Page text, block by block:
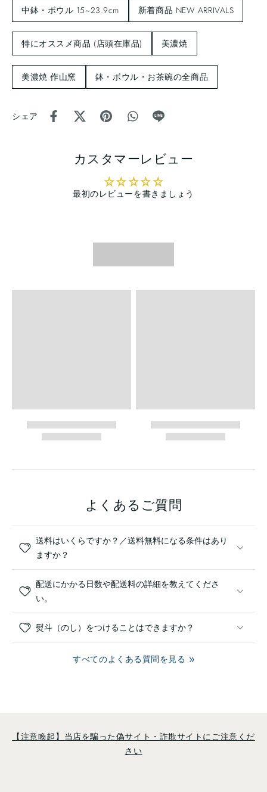
中鉢・ボウル 15~23.9cm 新着商品 NEW ARRIVALS
特にオススメ商品 (店頭在庫品) 美濃焼
美濃焼 作山窯 鉢・ボウル・お茶碗の全商品
シェア
カスタマーレビュー
最初のレビューを書きましょう
よくあるご質問
送料はいくらですか？／送料無料になる条件はあり
ますか？
配送にかかる日数や配送料の詳細を教えてくださ
い。
熨斗（のし）をつけることはできますか？
すべてのよくある質問を見る
【注意喚起】当店を騙った偽サイト・詐欺サイトにご注意くだ
さい